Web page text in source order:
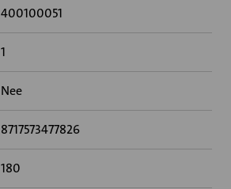
400100051
1
Nee
8717573477826
180